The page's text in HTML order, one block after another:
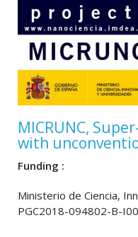
MICRUNC,
with
Funding :
Ministerio de Ciencia,
PGC2018-094802-B-I00